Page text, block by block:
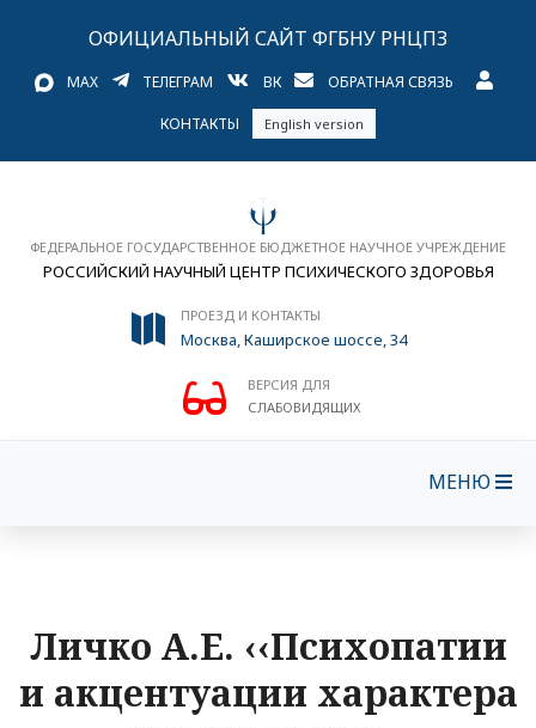
ОФИЦИАЛЬНЫЙ САЙТ ФГБНУ РНЦПЗ
MAX ТЕЛЕГРАМ ВК ОБРАТНАЯ СВЯЗЬ
КОНТАКТЫ English version
ФЕДЕРАЛЬНОЕ ГОСУДАРСТВЕННОЕ БЮДЖЕТНОЕ НАУЧНОЕ УЧРЕЖДЕНИЕ
РОССИЙСКИЙ НАУЧНЫЙ ЦЕНТР ПСИХИЧЕСКОГО ЗДОРОВЬЯ
ПРОЕЗД И КОНТАКТЫ
Москва, Каширское шоссе, 34
ВЕРСИЯ ДЛЯ
СЛАБОВИДЯЩИХ
МЕНЮ
Личко А.Е. ‹‹Психопатии
и акцентуации характера